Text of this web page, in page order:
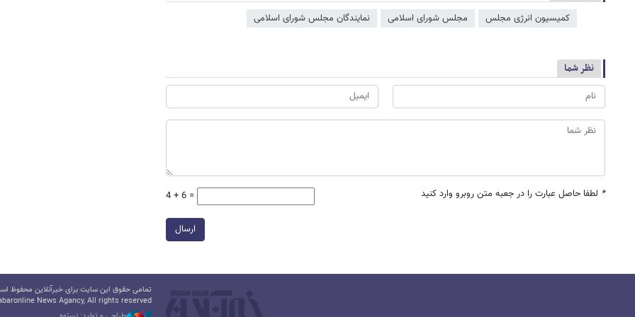
کمیسیون انرژی مجلس مجلس شورای اسلامی نمایندگان مجلس شورای اسلامی
نظر شما
* لطفا حاصل عبارت را در جعبه متن روبرو وارد کنید 4 + 6 =
ارسال
تمامی حقوق این سایت برای خبرآنلاین محفوظ
News Agancy, All rights reserved